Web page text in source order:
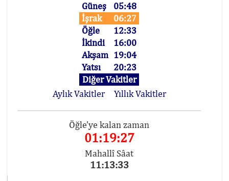
Güneş
05:48
İşrak
06:27
Öğle
12:33
İkindi
16:00
Akşam 19:04
Yatsı
20:23
Diğer Vakitler
Aylık Vakitler
Yıllık Vakitler
Öğle'ye kalan zaman
01:19:27
Mahallî Sâat
11:13:33